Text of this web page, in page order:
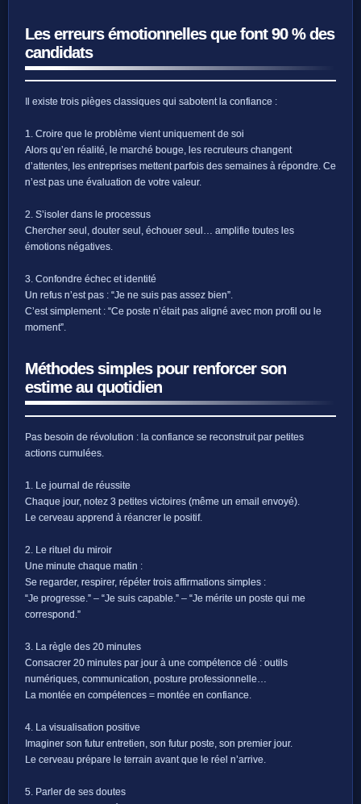
Les erreurs émotionnelles que font 90 % des
candidats
Il existe trois pièges classiques qui sabotent la confiance :
1. Croire que le problème vient uniquement de soi
Alors qu’en réalité, le marché bouge, les recruteurs changent
d’attentes, les entreprises mettent parfois des semaines à répondre. Ce
n’est pas une évaluation de votre valeur.
2. S’isoler dans le processus
Chercher seul, douter seul, échouer seul… amplifie toutes les
émotions négatives.
3. Confondre échec et identité
Un refus n’est pas : “Je ne suis pas assez bien”.
C’est simplement : “Ce poste n’était pas aligné avec mon profil ou le
moment”.
Méthodes simples pour renforcer son
estime au quotidien
Pas besoin de révolution : la confiance se reconstruit par petites
actions cumulées.
1. Le journal de réussite
Chaque jour, notez 3 petites victoires (même un email envoyé).
Le cerveau apprend à réancrer le positif.
2. Le rituel du miroir
Une minute chaque matin :
Se regarder, respirer, répéter trois affirmations simples :
“Je progresse.” – “Je suis capable.” – “Je mérite un poste qui me
correspond.”
3. La règle des 20 minutes
Consacrer 20 minutes par jour à une compétence clé : outils
numériques, communication, posture professionnelle…
La montée en compétences = montée en confiance.
4. La visualisation positive
Imaginer son futur entretien, son futur poste, son premier jour.
Le cerveau prépare le terrain avant que le réel n’arrive.
5. Parler de ses doutes